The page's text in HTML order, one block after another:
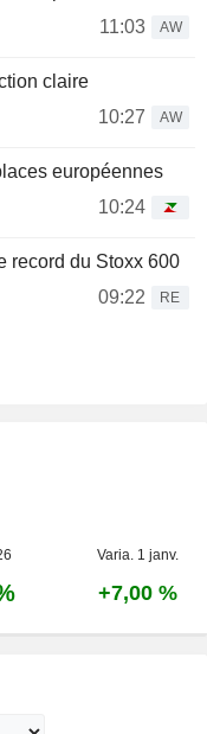
11:03
AW
claire
10:27
AW
européennes
10:24
record du Stoxx 600
09:22
RE
Varia. 1 janv.
+7,00 %